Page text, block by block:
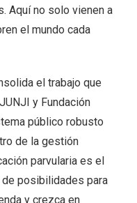
Aquí no solo vienen a
el mundo cada
el trabajo que
y Fundación
público robusto
de la gestión
parvularia es el
posibilidades para
y crezca en